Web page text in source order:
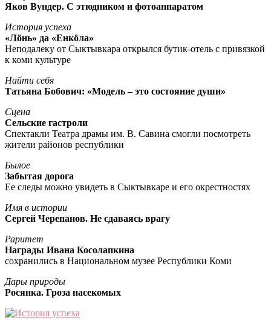
Яков Вундер. С этюдником и фотоаппаратом
История успеха
«Лöнь» да «Енкöла»
Неподалеку от Сыктывкара открылся бутик-отель с привязкой
к коми культуре
Найти себя
Татьяна Бобович: «Модель – это состояние души»
Сцена
Сельские гастроли
Спектакли Театра драмы им. В. Савина смогли посмотреть
жители районов республики
Былое
Забытая дорога
Ее следы можно увидеть в Сыктывкаре и его окрестностях
Имя в истории
Сергей Черепанов. Не сдаваясь врагу
Раритет
Награды Ивана Косолапкина
сохранились в Национальном музее Республики Коми
Дары природы
Росянка. Гроза насекомых